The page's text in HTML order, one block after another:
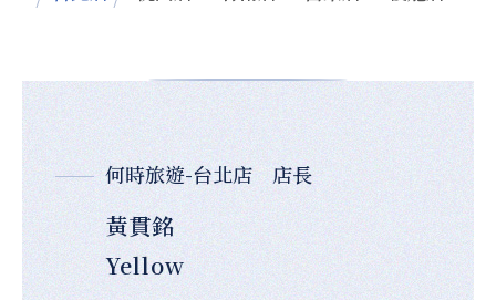
何時旅遊-台北店 店長
黃貫銘
Yellow